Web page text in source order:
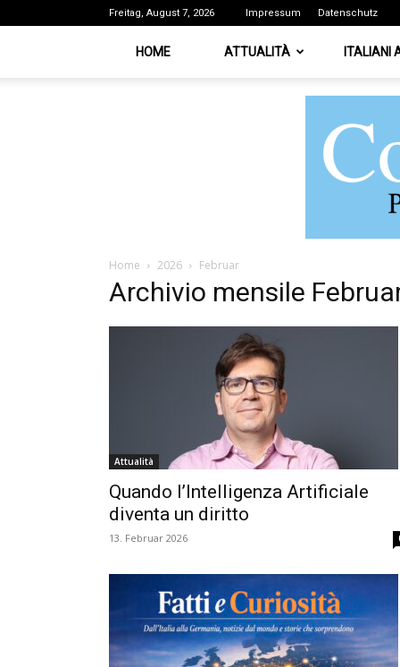
Freitag, August 7, 2026 Impressum Datenschutz
HOME ATTUALITÀ ITALIANI
Home 2026 Februar
Archivio mensile
Attualità
Quando l’Intelligenza Artificiale
diventa un diritto
13. Februar 2026